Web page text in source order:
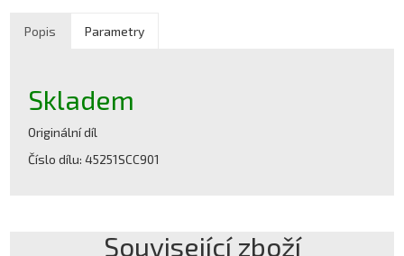
Popis Parametry
Skladem
Originální díl
Číslo dílu: 45251SCC901
Související zboží